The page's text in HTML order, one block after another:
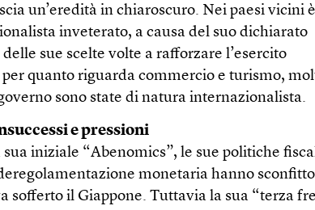
un’eredità in chiaroscuro. Nei paesi vicini
inveterato, a causa del suo dichiarato
sue scelte volte a rafforzare l’esercito
quanto riguarda commercio e turismo,
sono state di natura internazionalista.
e pressioni
iniziale “Abenomics”, le sue politiche
monetaria hanno
sofferto il Giappone. Tuttavia la sua “terza